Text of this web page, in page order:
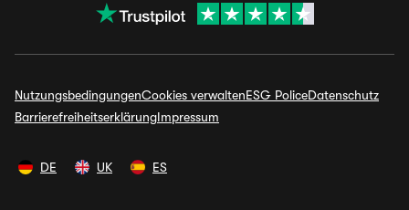
NutzungsbedingungenCookies verwaltenESG PoliceDatenschutz
BarrierefreiheitserklärungImpressum
DE UK ES